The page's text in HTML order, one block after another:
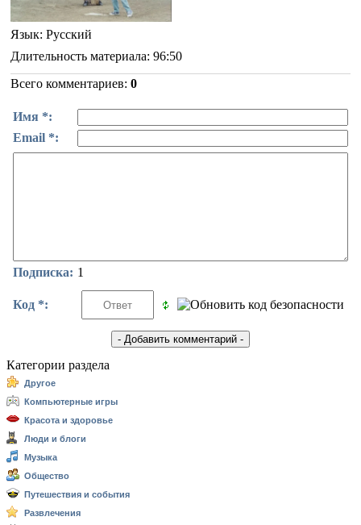
Язык: Русский
Длительность материала: 96:50
Всего комментариев: 0
Имя *:
Email *:
Подписка: 1
Код *:
Категории раздела
Другое
Компьютерные игры
Красота и здоровье
Люди и блоги
Музыка
Общество
Путешествия и события
Развлечения